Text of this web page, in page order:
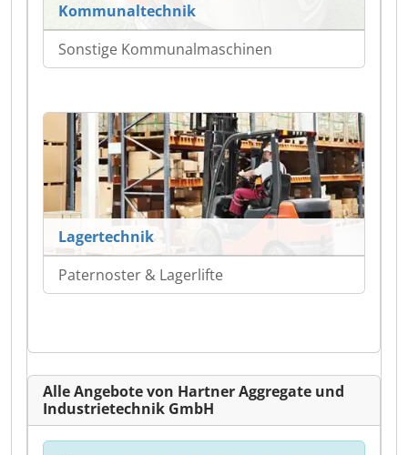
Kommunaltechnik
Sonstige Kommunalmaschinen
Lagertechnik
Paternoster & Lagerlifte
Alle Angebote von Hartner Aggregate und
Industrietechnik GmbH